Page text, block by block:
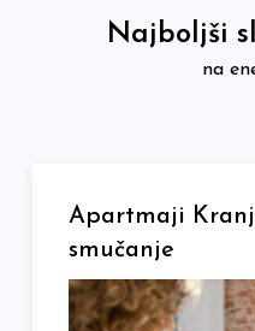
Najboljši
na
Apartmaji
smučanje